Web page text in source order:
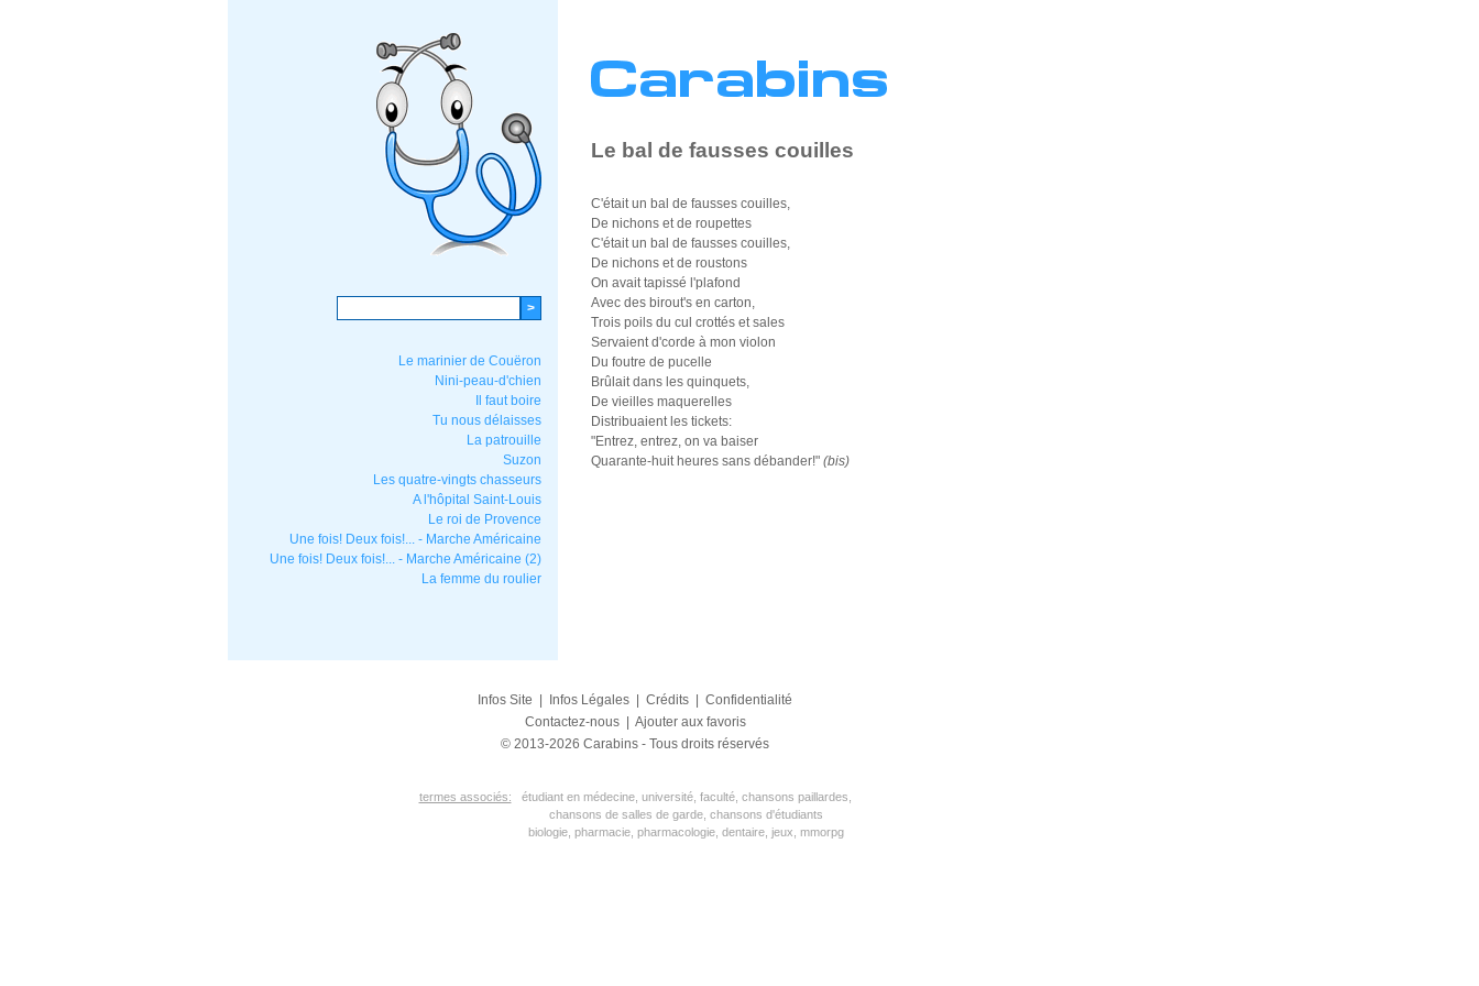
Le marinier de Couëron
Nini-peau-d'chien
Il faut boire
Tu nous délaisses
La patrouille
Suzon
Les quatre-vingts chasseurs
A l'hôpital Saint-Louis
Le roi de Provence
Une fois! Deux fois!... - Marche Américaine
Une fois! Deux fois!... - Marche Américaine (2)
La femme du roulier
Le bal de fausses couilles
C'était un bal de fausses couilles,
De nichons et de roupettes
C'était un bal de fausses couilles,
De nichons et de roustons
On avait tapissé l'plafond
Avec des birout's en carton,
Trois poils du cul crottés et sales
Servaient d'corde à mon violon
Du foutre de pucelle
Brûlait dans les quinquets,
De vieilles maquerelles
Distribuaient les tickets:
"Entrez, entrez, on va baiser
Quarante-huit heures sans débander!" (bis)
Infos Site Infos Légales Crédits
Confidentialité
Contactez-nous| Ajouter aux favoris
© 2013-2026 Carabins - Tous droits réservés
termes associés:
étudiant en médecine, université, faculté, chansons paillardes,
chansons de salles de garde, chansons d'étudiants
biologie, pharmacie, pharmacologie, dentaire, jeux, mmorpg